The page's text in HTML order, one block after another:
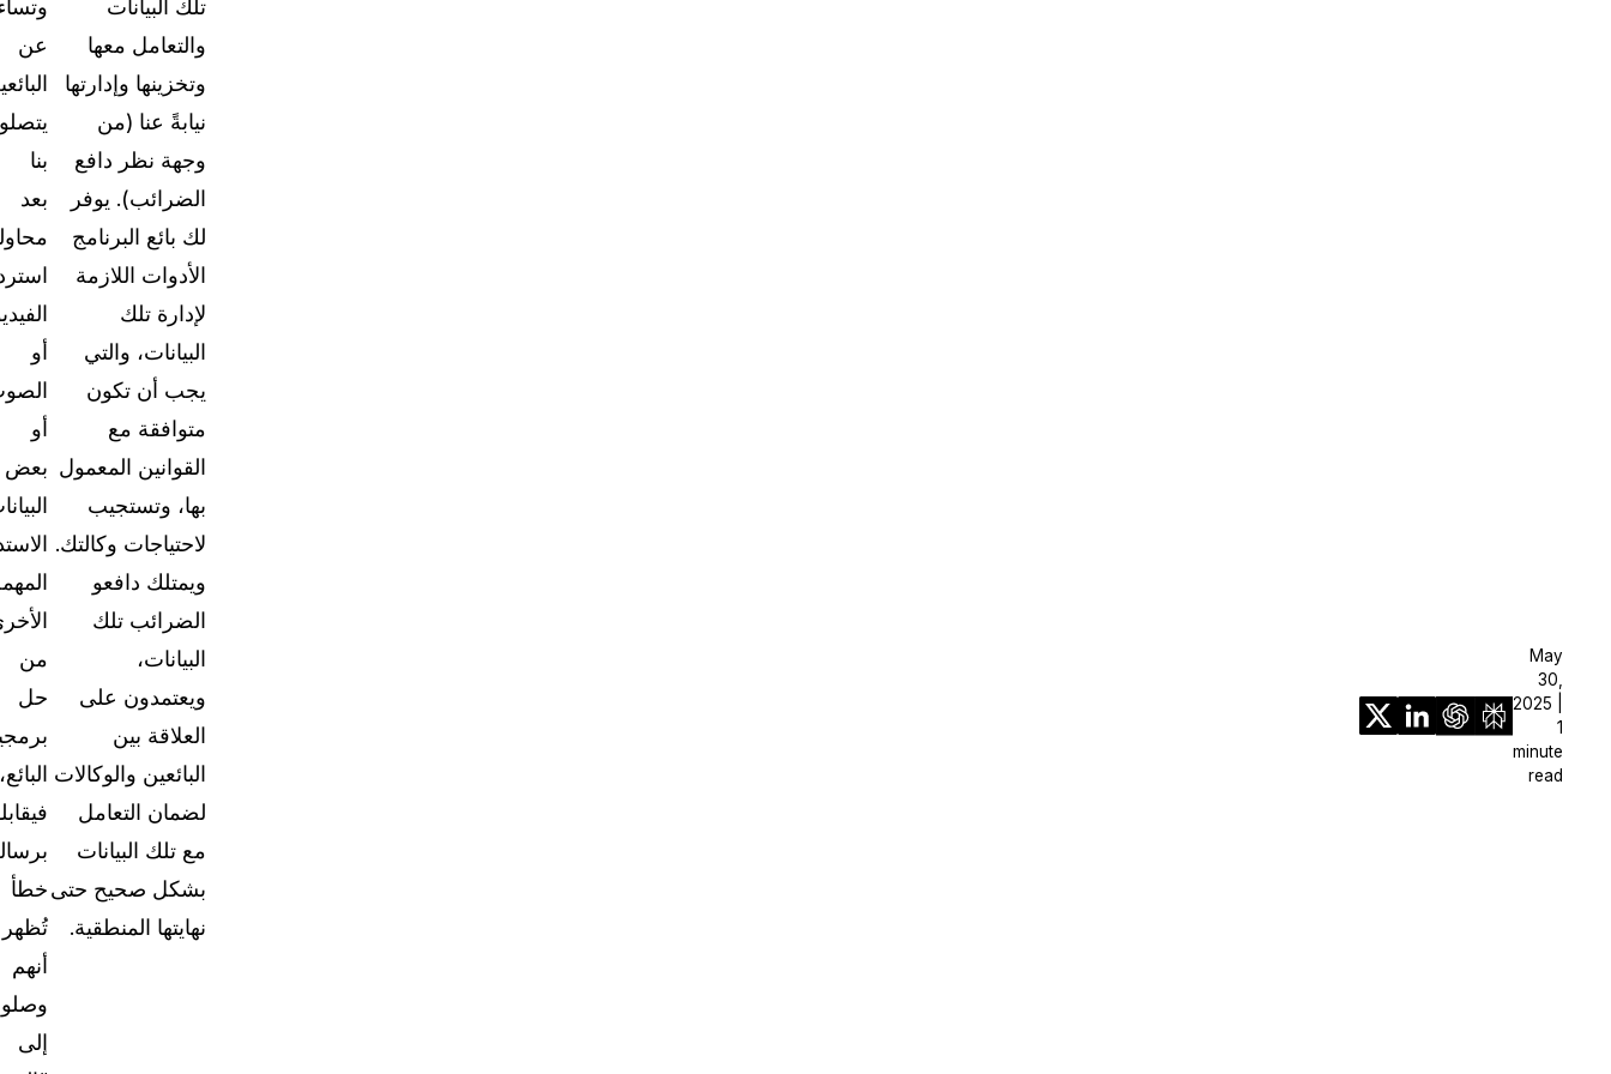
استكشف الفرص المتاحة للانضمام إلى فريقنا
دع فريقنا يساعدك في العثور على حلول التعتيم
May
30,
2025 |
1
minute
read
تلك البيانات
والتعامل معها
وتخزينها وإدارتها
نيابةً عنا (من
وجهة نظر دافع
الضرائب). يوفر
لك بائع البرنامج
الأدوات اللازمة
لإدارة تلك
البيانات، والتي
يجب أن تكون
متوافقة مع
القوانين المعمول
بها، وتستجيب
لاحتياجات وكالتك.
ويمتلك دافعو
الضرائب تلك
البيانات،
ويعتمدون على
العلاقة بين
البائعين والوكالات
لضمان التعامل
مع تلك البيانات
بشكل صحيح حتى
نهايتها المنطقية.
عن
بنا
بعد
أو
أو
بعض
من
حل
البائع،
خطأ
تُظهر
أنهم
إلى